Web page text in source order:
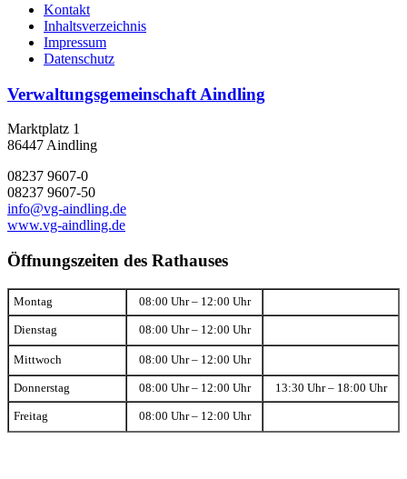
Kontakt
Inhaltsverzeichnis
Impressum
Datenschutz
Verwaltungsgemeinschaft Aindling
Marktplatz 1
86447 Aindling
08237 9607-0
08237 9607-50
info@vg-aindling.de
www.vg-aindling.de
Öffnungszeiten des Rathauses
Montag 08:00 Uhr – 12:00 Uhr
Dienstag 08:00 Uhr – 12:00 Uhr
Mittwoch 08:00 Uhr – 12:00 Uhr
Donnerstag 08:00 Uhr – 12:00 Uhr 13:30 Uhr – 18:00 Uhr
Freitag 08:00 Uhr – 12:00 Uhr